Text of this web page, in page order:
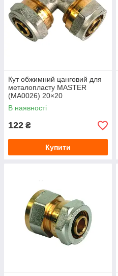
Кут обжимний цанговий для
металопласту MASTER
(MA0026) 20×20
В наявності
122 ₴
Купити